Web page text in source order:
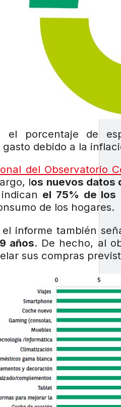
el porcentaje de
debido a la
del Observatorio
los nuevos datos
el 75% de los
de los hogares.
el informe también
años. De hecho, al
sus compras